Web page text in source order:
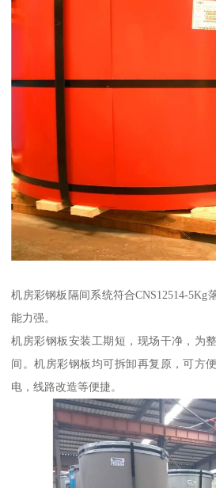
机房彩钢板隔间系统符合CNS12514-5Kg
能力强。
机房彩钢板安装工期短，现场干净，为
间。机房彩钢板均可拆卸再复原，可方
电，线路改造等便捷。